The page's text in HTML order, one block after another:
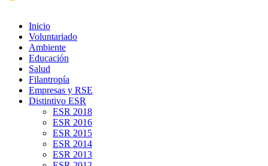
Inicio
Voluntariado
Ambiente
Educación
Salud
Filantropía
Empresas y RSE
Distintivo ESR
ESR 2018
ESR 2016
ESR 2015
ESR 2014
ESR 2013